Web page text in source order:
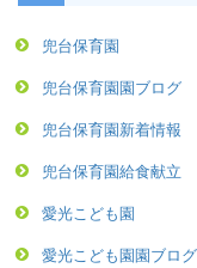
兜台保育園
兜台保育園園ブログ
兜台保育園新着情報
兜台保育園給食献立
愛光こども園
愛光こども園園ブログ